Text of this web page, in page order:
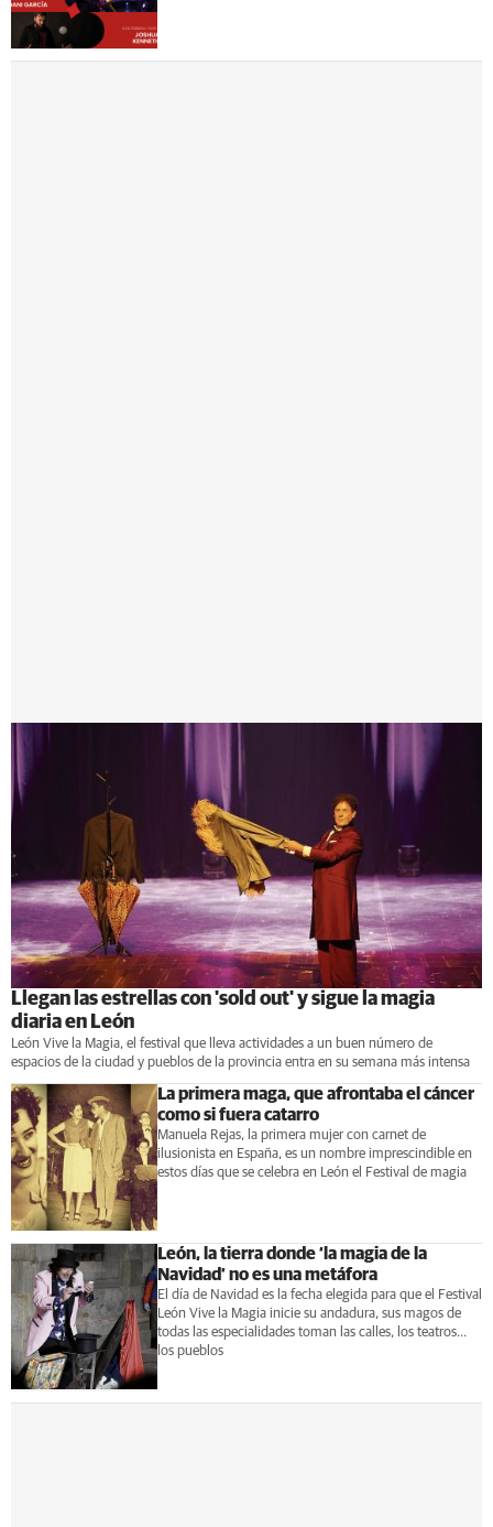
Llegan las estrellas con 'sold out' y sigue la magia
diaria en León
León Vive la Magia, el festival que lleva actividades a un buen número de
espacios de la ciudad y pueblos de la provincia entra en su semana más intensa
La primera maga, que afrontaba el cáncer
como si fuera catarro
Manuela Rejas, la primera mujer con carnet de
ilusionista en España, es un nombre imprescindible en
estos días que se celebra en León el Festival de magia
León, la tierra donde ‘la magia de la
Navidad’ no es una metáfora
El día de Navidad es la fecha elegida para que el Festival
León Vive la Magia inicie su andadura, sus magos de
todas las especialidades toman las calles, los teatros...
los pueblos